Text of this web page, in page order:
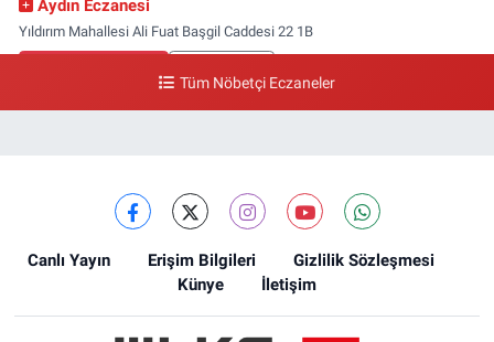
Aydın Eczanesi
Yıldırım Mahallesi Ali Fuat Başgil Caddesi 22 1B
Tüm Nöbetçi Eczaneler
Canlı Yayın Erişim Bilgileri
Gizlilik Sözleşmesi
Künye
İletişim